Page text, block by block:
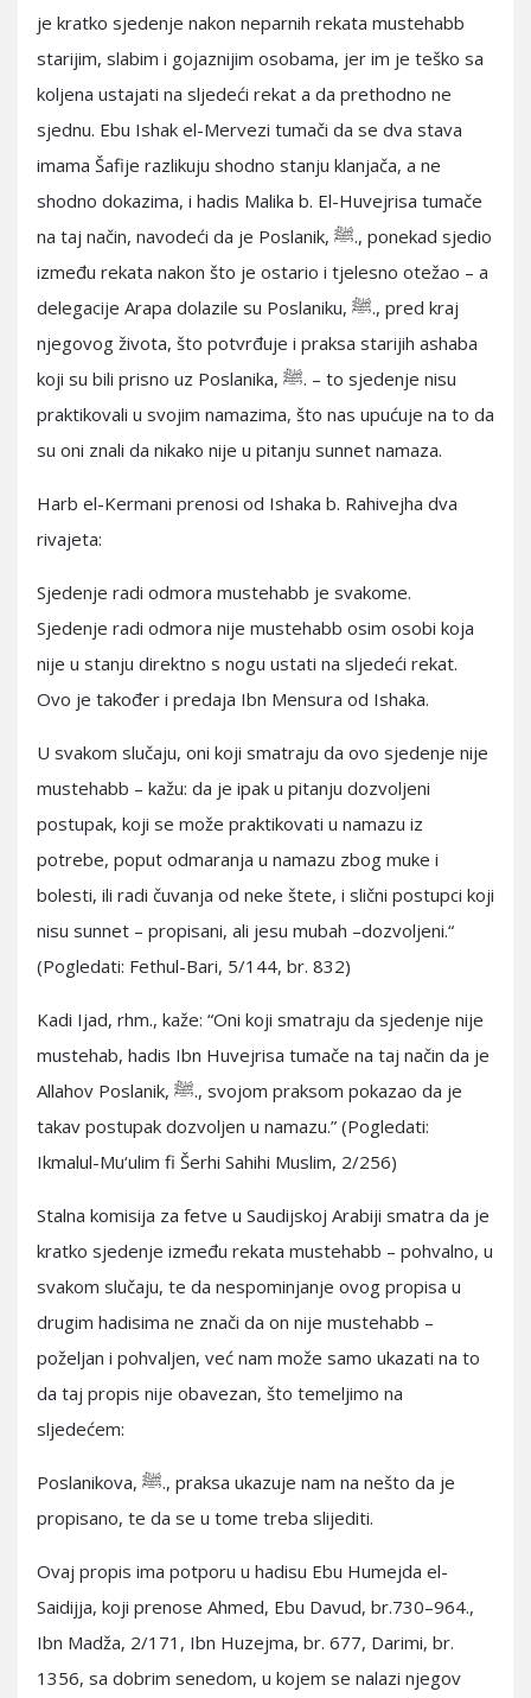
je kratko sjedenje nakon neparnih rekata mustehabb
starijim, slabim i gojaznijim osobama, jer im je teško sa
koljena ustajati na sljedeći rekat a da prethodno ne
sjednu. Ebu Ishak el-Mervezi tumači da se dva stava
imama Šafije razlikuju shodno stanju klanjača, a ne
shodno dokazima, i hadis Malika b. El-Huvejrisa tumače
na taj način, navodeći da je Poslanik, ﷺ., ponekad sjedio
između rekata nakon što je ostario i tjelesno otežao – a
delegacije Arapa dolazile su Poslaniku, ﷺ., pred kraj
njegovog života, što potvrđuje i praksa starijih ashaba
koji su bili prisno uz Poslanika, ﷺ. – to sjedenje nisu
praktikovali u svojim namazima, što nas upućuje na to da
su oni znali da nikako nije u pitanju sunnet namaza.
Harb el-Kermani prenosi od Ishaka b. Rahivejha dva
rivajeta:
Sjedenje radi odmora mustehabb je svakome.
Sjedenje radi odmora nije mustehabb osim osobi koja
nije u stanju direktno s nogu ustati na sljedeći rekat.
Ovo je također i predaja Ibn Mensura od Ishaka.
U svakom slučaju, oni koji smatraju da ovo sjedenje nije
mustehabb – kažu: da je ipak u pitanju dozvoljeni
postupak, koji se može praktikovati u namazu iz
potrebe, poput odmaranja u namazu zbog muke i
bolesti, ili radi čuvanja od neke štete, i slični postupci koji
nisu sunnet – propisani, ali jesu mubah –dozvoljeni.“
(Pogledati: Fethul-Bari, 5/144, br. 832)
Kadi Ijad, rhm., kaže: “Oni koji smatraju da sjedenje nije
mustehab, hadis Ibn Huvejrisa tumače na taj način da je
Allahov Poslanik, ﷺ., svojom praksom pokazao da je
takav postupak dozvoljen u namazu.” (Pogledati:
Ikmalul-Mu‘ulim fi Šerhi Sahihi Muslim, 2/256)
Stalna komisija za fetve u Saudijskoj Arabiji smatra da je
kratko sjedenje između rekata mustehabb – pohvalno, u
svakom slučaju, te da nespominjanje ovog propisa u
drugim hadisima ne znači da on nije mustehabb –
poželjan i pohvaljen, već nam može samo ukazati na to
da taj propis nije obavezan, što temeljimo na
sljedećem:
Poslanikova, ﷺ., praksa ukazuje nam na nešto da je
propisano, te da se u tome treba slijediti.
Ovaj propis ima potporu u hadisu Ebu Humejda el-
Saidijja, koji prenose Ahmed, Ebu Davud, br.730–964.,
Ibn Madža, 2/171, Ibn Huzejma, br. 677, Darimi, br.
1356, sa dobrim senedom, u kojem se nalazi njegov